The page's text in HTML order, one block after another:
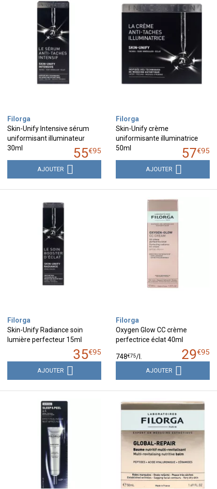
Filorga
Skin-Unify Intensive sérum
uniformisant illuminateur
30ml
55€95
AJOUTER
Filorga
Skin-Unify crème
uniformisante illuminatrice
50ml
57€95
AJOUTER
Filorga
Skin-Unify Radiance soin
lumière perfecteur 15ml
35€95
AJOUTER
Filorga
Oxygen Glow CC crème
perfectrice éclat 40ml
29€95
748€75/l.
AJOUTER